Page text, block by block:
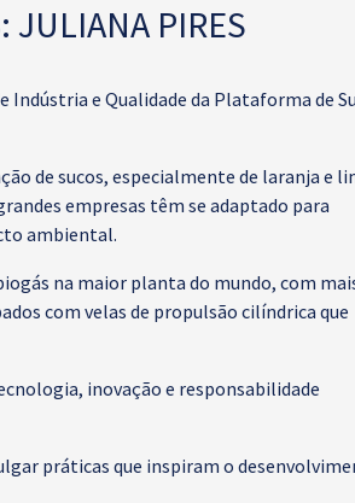
JULIANA PIRES
Indústria e Qualidade da Plataforma de
de sucos, especialmente de laranja e
empresas têm se adaptado para
ambiental.
na maior planta do mundo, com
com velas de propulsão cilíndrica que
inovação e responsabilidade
práticas que inspiram o